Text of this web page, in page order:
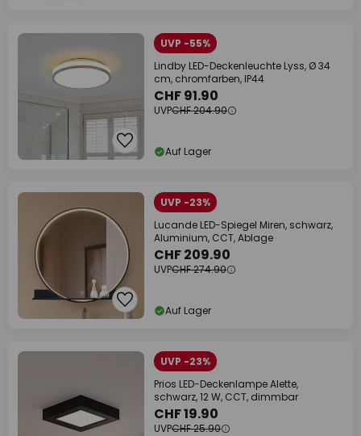
UVP -55%
Lindby LED-Deckenleuchte Lyss, Ø 34
cm, chromfarben, IP44
CHF 91.90
UVPCHF 204.90
Auf Lager
UVP -23%
Lucande LED-Spiegel Miren, schwarz,
Aluminium, CCT, Ablage
CHF 209.90
UVPCHF 274.90
Auf Lager
UVP -23%
Prios LED-Deckenlampe Alette,
schwarz, 12 W, CCT, dimmbar
CHF 19.90
UVPCHF 25.90